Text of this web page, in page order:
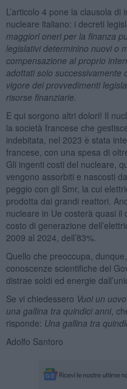
L’articolo 4 pone la clausola
nucleare italiano: i decreti
maggiori oneri per la finanza
legislativi determinino nuovi o
compensazione al proprio
adottati solo successivamente
vigore dei provvedimenti
risorse finanziarie.
E qui sorgono altri dolori! Il
la società francese che
indebitata, nel 2023 è stata
francese, con una spesa di
Gli ingenti costi del nucleare,
vengono assorbiti e nascosti
peggio con gli Smr, la cui
prodotta dai grandi reattori.
nucleare in Ue costerà quasi il
costo di generazione
2009 al 2024, dell’83%.
Quello che preoccupa,
conoscenze scientifiche del
distrae soldi ed energie
Se vi chiedessero Vuoi un
una gallina tra quindici anni,
risponde: Una gallina tra
Adolfo Santoro